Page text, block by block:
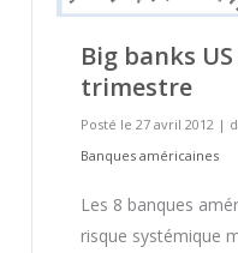
Big banks
trimestre
Posté le 27 avril 2012 |
Banques américaines
Les 8 banques
risque systémique